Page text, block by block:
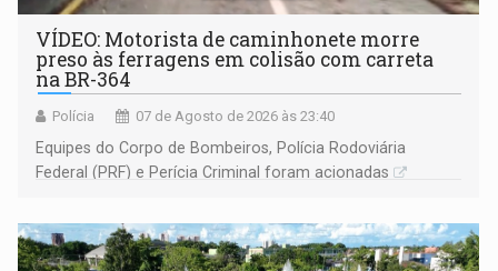
VÍDEO: Motorista de caminhonete morre
preso às ferragens em colisão com carreta
na BR-364
Polícia 07 de Agosto de 2026 às 23:40
Equipes do Corpo de Bombeiros, Polícia Rodoviária
Federal (PRF) e Perícia Criminal foram acionadas